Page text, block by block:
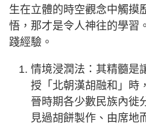
生在立體的時空觀念中觸摸
悟，那才是令人神往的學習
踐經驗。
情境浸潤法：其精髓是
授「北朝漢胡融和」時
晉時期各少數民族內徙
見過胡餅製作、由席地